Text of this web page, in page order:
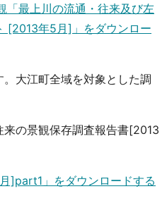
「最上川の流通・往来及び左
[2013年5月]」をダウンロー
大江町全域を対象とした調
の景観保存調査報告書[2013
]part1」をダウンロードする